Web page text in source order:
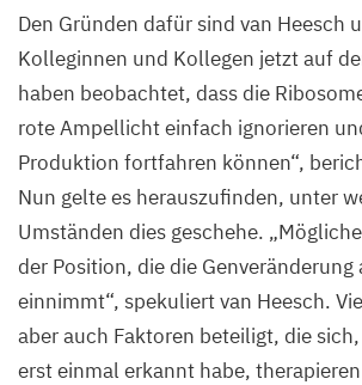
auf
dem
dritten
Bild
zeigt, dass
das
Signal
der
Mitochondrien
mit
denen
Den Gründen dafür sind van Heesch
Kolleginnen und Kollegen jetzt auf
haben beobachtet, dass die
rote Ampellicht einfach ignorieren
Produktion fortfahren können“,
Nun gelte es herauszufinden, unter
Umständen dies geschehe. „
der Position, die die Genveränderung
einnimmt“, spekuliert van Heesch.
aber auch Faktoren beteiligt, die
erst einmal erkannt habe,